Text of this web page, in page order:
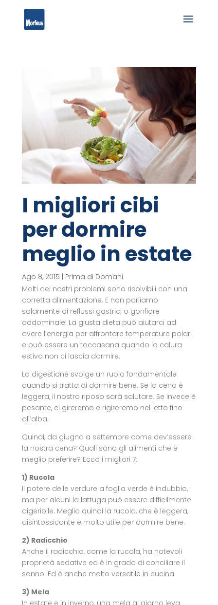
I migliori cibi
per dormire
meglio in estate
Ago 8, 2015 | Prima di Domani
Molti dei nostri problemi sono risolvibili con una
corretta alimentazione. E non parliamo
solamente di reflussi gastrici o gonfiore
addominale! La giusta dieta può aiutarci ad
avere l’energia per affrontare temperature polari
e può essere un toccasana quando la calura
estiva non ci lascia dormire.
La digestione svolge un ruolo fondamentale
quando si tratta di dormire bene. Se la cena è
leggera, il nostro riposo sarà salutare. Se invece è
pesante, ci gireremo e rigireremo nel letto fino
all’alba.
Quindi, da giugno a settembre come dev’essere
la nostra cena? Quali sono gli alimenti che è
meglio preferire? Ecco i migliori 7:
1) Rucola
Il potere delle verdure a foglia verde è indubbio,
ma per alcuni la lattuga può essere difficilmente
digeribile. Meglio quindi la rucola, che è leggera,
disintossicante e molto utile per dormire bene.
2) Radicchio
Anche il radicchio, come la rucola, ha notevoli
proprietà sedative ed è in grado di conciliare il
sonno. Ed è anche molto versatile in cucina.
3) Mela
In estate e in inverno, una mela al giorno leva